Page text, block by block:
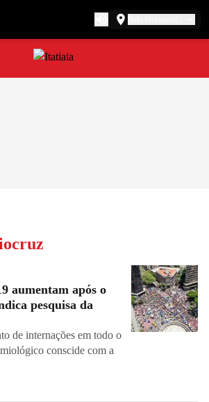
aumentam após o
pesquisa da
de internações em todo o
conscide com a